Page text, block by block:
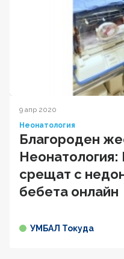
9 апр 2020
Неонатология
Благороден
Неонатология:
срещат с
бебета онлайн
УМБАЛ Токуда